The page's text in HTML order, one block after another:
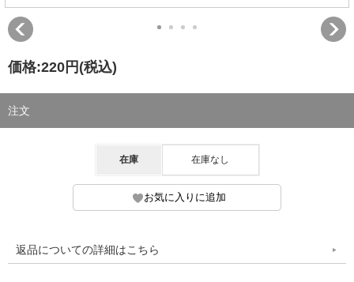
価格:220円 (税込)
注文
在庫 在庫なし
返品についての詳細はこちら